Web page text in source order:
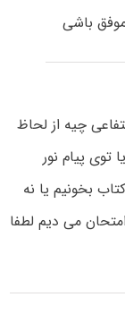
باشی
چیه از لحاظ
پیام نور
بخونیم یا نه
می دیم لطفا